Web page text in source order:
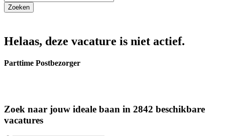
Helaas, deze vacature is niet actief.
Parttime Postbezorger
Zoek naar jouw ideale baan in 2842 beschikbare
vacatures